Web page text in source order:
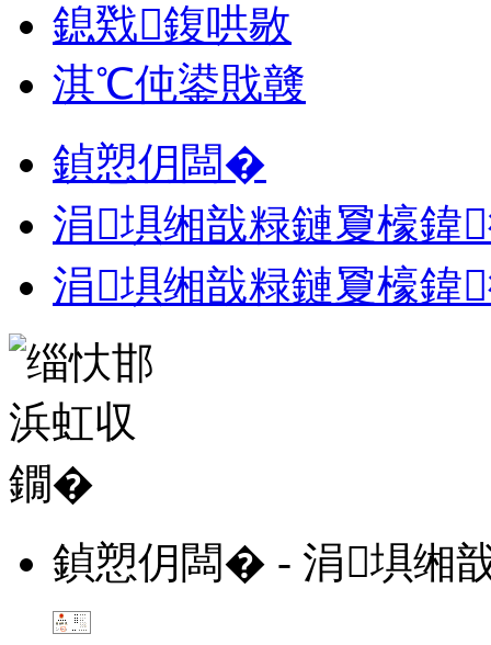
鎴戣鍑哄敭
淇℃伅鍙戝竷
鍞愬仴闆�
涓埧缃戠粶鏈夐檺鍏
涓埧缃戠粶鏈夐檺鍏
鍞愬仴闆� - 涓埧缃